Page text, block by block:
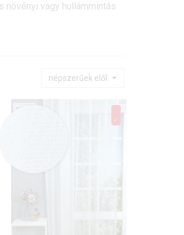
növényi vagy hullámmintás
népszerűek elől